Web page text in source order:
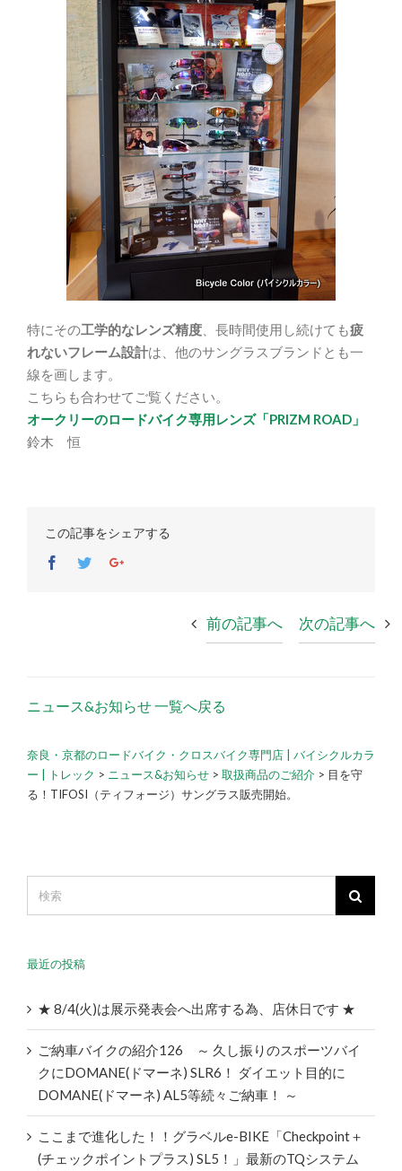
特にその工学的なレンズ精度 、長時間使用し続けても疲
れないフレーム設計は、他のサングラスブランドとも一
線を画します。
こちらも合わせてご覧ください。
オークリーのロードバイク専用レンズ「PRIZM ROAD」
鈴木 恒
この記事をシェアする
Facebook
TwitterGoogle+
前の記事へ 次の記事へ
ニュース&お知らせ 一覧へ戻る
奈良・京都のロードバイク・クロスバイク専門店 | バイシクルカラ
ー | トレック > ニュース&お知らせ > 取扱商品のご紹介 > 目を守
る！TIFOSI（ティフォージ）サングラス販売開始。
最近の投稿
★ 8/4(火)は展示発表会へ出席する為、店休日です ★
ご納車バイクの紹介126 ～ 久し振りのスポーツバイ
クにDOMANE(ドマーネ) SLR6！ ダイエット目的に
DOMANE(ドマーネ) AL5等続々ご納車！ ～
ここまで進化した！！グラベルe-BIKE「Checkpoint＋
(チェックポイントプラス) SL5！」最新のTQシステム